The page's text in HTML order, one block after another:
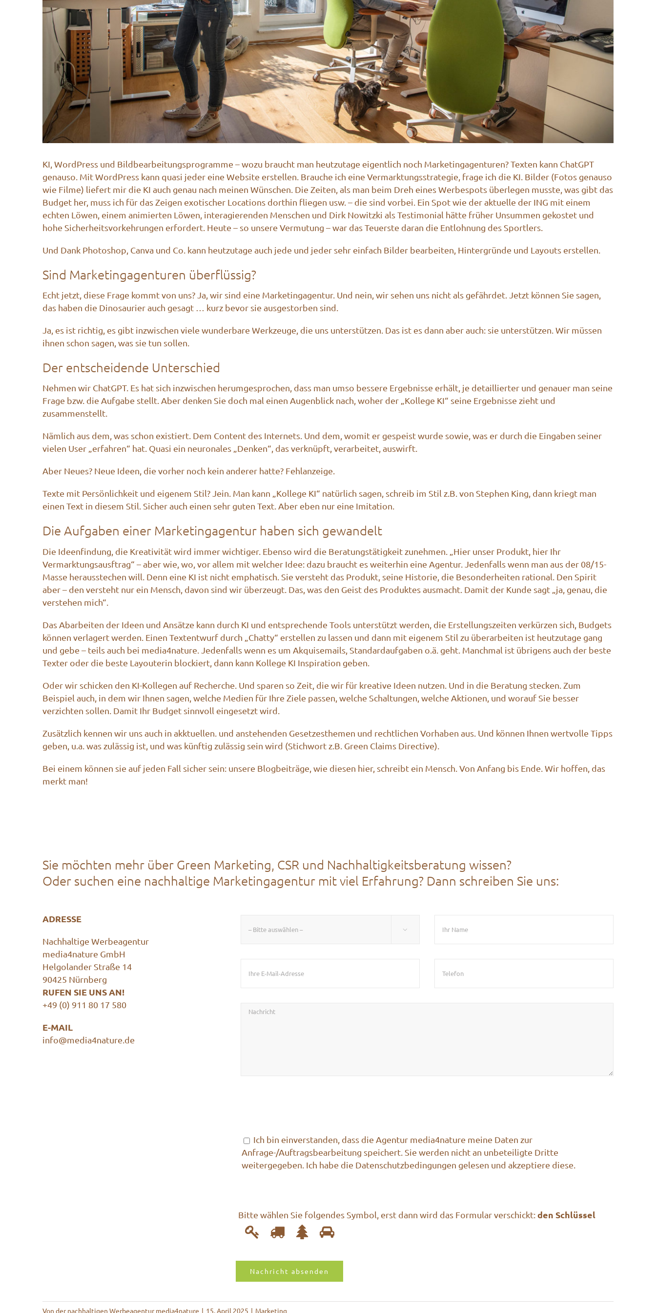
KI, WordPress und Bildbearbeitungsprogramme – wozu braucht man heutzutage eigentlich noch Marketingagenturen? Texten kann ChatGPT
genauso. Mit WordPress kann quasi jeder eine Website erstellen. Brauche ich eine Vermarktungsstrategie, frage ich die KI. Bilder (Fotos genauso
wie Filme) liefert mir die KI auch genau nach meinen Wünschen. Die Zeiten, als man beim Dreh eines Werbespots überlegen musste, was gibt das
Budget her, muss ich für das Zeigen exotischer Locations dorthin fliegen usw. – die sind vorbei. Ein Spot wie der aktuelle der ING mit einem
echten Löwen, einem animierten Löwen, interagierenden Menschen und Dirk Nowitzki als Testimonial hätte früher Unsummen gekostet und
hohe Sicherheitsvorkehrungen erfordert. Heute – so unsere Vermutung – war das Teuerste daran die Entlohnung des Sportlers.
Und Dank Photoshop, Canva und Co. kann heutzutage auch jede und jeder sehr einfach Bilder bearbeiten, Hintergründe und Layouts erstellen.
Sind Marketingagenturen überflüssig?
Echt jetzt, diese Frage kommt von uns? Ja, wir sind eine Marketingagentur. Und nein, wir sehen uns nicht als gefährdet. Jetzt können Sie sagen,
das haben die Dinosaurier auch gesagt … kurz bevor sie ausgestorben sind.
Ja, es ist richtig, es gibt inzwischen viele wunderbare Werkzeuge, die uns unterstützen. Das ist es dann aber auch: sie unterstützen. Wir müssen
ihnen schon sagen, was sie tun sollen.
Der entscheidende Unterschied
Nehmen wir ChatGPT. Es hat sich inzwischen herumgesprochen, dass man umso bessere Ergebnisse erhält, je detaillierter und genauer man seine
Frage bzw. die Aufgabe stellt. Aber denken Sie doch mal einen Augenblick nach, woher der „Kollege KI“ seine Ergebnisse zieht und
zusammenstellt.
Nämlich aus dem, was schon existiert. Dem Content des Internets. Und dem, womit er gespeist wurde sowie, was er durch die Eingaben seiner
vielen User „erfahren“ hat. Quasi ein neuronales „Denken“, das verknüpft, verarbeitet, auswirft.
Aber Neues? Neue Ideen, die vorher noch kein anderer hatte? Fehlanzeige.
Texte mit Persönlichkeit und eigenem Stil? Jein. Man kann „Kollege KI“ natürlich sagen, schreib im Stil z.B. von Stephen King, dann kriegt man
einen Text in diesem Stil. Sicher auch einen sehr guten Text. Aber eben nur eine Imitation.
Die Aufgaben einer Marketingagentur haben sich gewandelt
Die Ideenfindung, die Kreativität wird immer wichtiger. Ebenso wird die Beratungstätigkeit zunehmen. „Hier unser Produkt, hier Ihr
Vermarktungsausftrag“ – aber wie, wo, vor allem mit welcher Idee: dazu braucht es weiterhin eine Agentur. Jedenfalls wenn man aus der 08/15-
Masse herausstechen will. Denn eine KI ist nicht emphatisch. Sie versteht das Produkt, seine Historie, die Besonderheiten rational. Den Spirit
aber – den versteht nur ein Mensch, davon sind wir überzeugt. Das, was den Geist des Produktes ausmacht. Damit der Kunde sagt „ja, genau, die
verstehen mich“.
Das Abarbeiten der Ideen und Ansätze kann durch KI und entsprechende Tools unterstützt werden, die Erstellungszeiten verkürzen sich, Budgets
können verlagert werden. Einen Textentwurf durch „Chatty“ erstellen zu lassen und dann mit eigenem Stil zu überarbeiten ist heutzutage gang
und gebe – teils auch bei media4nature. Jedenfalls wenn es um Akquisemails, Standardaufgaben o.ä. geht. Manchmal ist übrigens auch der beste
Texter oder die beste Layouterin blockiert, dann kann Kollege KI Inspiration geben.
Oder wir schicken den KI-Kollegen auf Recherche. Und sparen so Zeit, die wir für kreative Ideen nutzen. Und in die Beratung stecken. Zum
Beispiel auch, in dem wir Ihnen sagen, welche Medien für Ihre Ziele passen, welche Schaltungen, welche Aktionen, und worauf Sie besser
verzichten sollen. Damit Ihr Budget sinnvoll eingesetzt wird.
Zusätzlich kennen wir uns auch in akktuellen. und anstehenden Gesetzesthemen und rechtlichen Vorhaben aus. Und können Ihnen wertvolle Tipps
geben, u.a. was zulässig ist, und was künftig zulässig sein wird (Stichwort z.B. Green Claims Directive).
Bei einem können sie auf jeden Fall sicher sein: unsere Blogbeiträge, wie diesen hier, schreibt ein Mensch. Von Anfang bis Ende. Wir hoffen, das
merkt man!
Sie möchten mehr über Green Marketing, CSR und Nachhaltigkeitsberatung wissen?
Oder suchen eine nachhaltige Marketingagentur mit viel Erfahrung? Dann schreiben Sie uns:
ADRESSE
Nachhaltige Werbeagentur
media4nature GmbH
Helgolander Straße 14
90425 Nürnberg
RUFEN SIE UNS AN!
+49 (0) 911 80 17 580
E-MAIL
info@media4nature.de

Bitte lasse dieses Feld leer.
Ich bin einverstanden, dass die Agentur media4nature meine Daten zur
Anfrage-/Auftragsbearbeitung speichert. Sie werden nicht an unbeteiligte Dritte
weitergegeben. Ich habe die Datenschutzbedingungen gelesen und akzeptiere diese.
Bitte wählen Sie folgendes Symbol, erst dann wird das Formular verschickt:den Schlüssel
dann
3
Von der nachhaltigen Werbeagentur media4nature | 15. April 2025 | Marketing